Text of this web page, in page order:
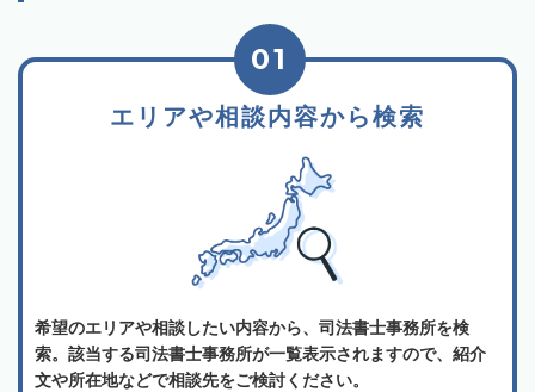
エリアや相談内容から検索
01
希望のエリアや相談したい内容から、司法書士事務所を検
索。該当する司法書士事務所が一覧表示されますので、紹介
文や所在地などで相談先をご検討ください。